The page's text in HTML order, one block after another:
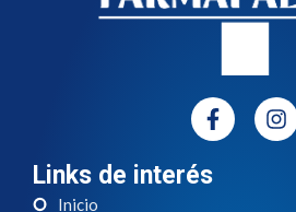
Links de interés
Inicio